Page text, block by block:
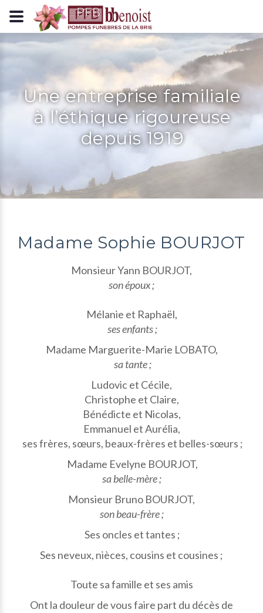
Panneau de gestion des cookies
Une entreprise familiale
à l’éthique rigoureuse
depuis 1919
Madame Sophie BOURJOT
Monsieur Yann BOURJOT,
son époux ;
Mélanie et Raphaël,
ses enfants ;
Madame Marguerite-Marie LOBATO,
sa tante ;
Ludovic et Cécile,
Christophe et Claire,
Bénédicte et Nicolas,
Emmanuel et Aurélia,
ses frères, sœurs, beaux-frères et belles-sœurs ;
Madame Evelyne BOURJOT,
sa belle-mère ;
Monsieur Bruno BOURJOT,
son beau-frère ;
Ses oncles et tantes ;
Ses neveux, nièces, cousins et cousines ;
Toute sa famille et ses amis
Ont la douleur de vous faire part du décès de